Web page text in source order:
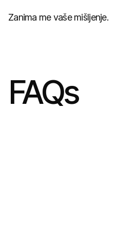
Zanima me vaše mišljenje.
FAQs